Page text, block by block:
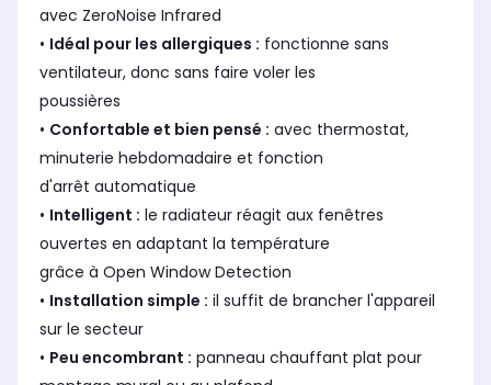
avec ZeroNoise Infrared
• Idéal pour les allergiques : fonctionne sans
ventilateur, donc sans faire voler les
poussières
• Confortable et bien pensé : avec thermostat,
minuterie hebdomadaire et fonction
d'arrêt automatique
• Intelligent : le radiateur réagit aux fenêtres
ouvertes en adaptant la température
grâce à Open Window Detection
• Installation simple : il suffit de brancher l'appareil
sur le secteur
• Peu encombrant : panneau chauffant plat pour